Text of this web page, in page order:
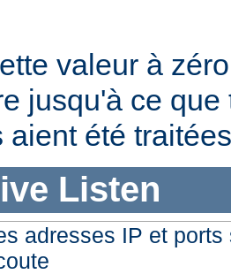
valeur à
jusqu'à ce
aient été
Listen
adresses IP et